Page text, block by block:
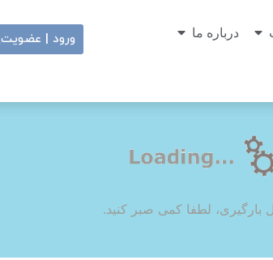
درباره ما ورود | عضویت
بارگیری، لطفا کمی صبر کنید.